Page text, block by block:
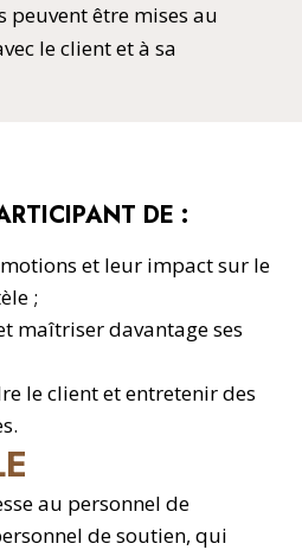
peuvent être mises au
le client et à sa
DE :
et leur impact sur le
;
maîtriser davantage ses
le client et entretenir des
au personnel de
de soutien, qui